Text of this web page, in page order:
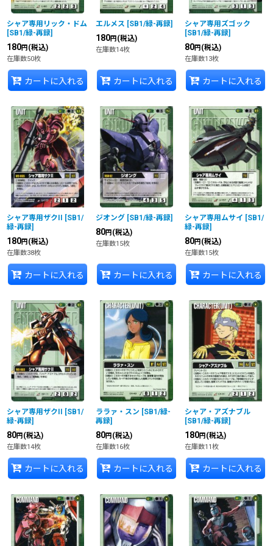
シャア専用リック・ドム
[SB1/緑-再録]
180円 (税込)
在庫数50枚
カートに入れる
エルメス [SB1/緑-再録]
180円 (税込)
在庫数14枚
カートに入れる
シャア専用ズゴック
[SB1/緑-再録]
80円 (税込)
在庫数13枚
カートに入れる
シャア専用ザクII [SB1/
緑-再録]
180円 (税込)
在庫数38枚
カートに入れる
ジオング [SB1/緑-再録]
80円 (税込)
在庫数15枚
カートに入れる
シャア専用ムサイ [SB1/
緑-再録]
80円 (税込)
在庫数15枚
カートに入れる
シャア専用ザクII [SB1/
緑-再録]
80円 (税込)
在庫数14枚
カートに入れる
ララァ・スン [SB1/緑-
再録]
80円 (税込)
在庫数16枚
カートに入れる
シャア・アズナブル
[SB1/緑-再録]
180円 (税込)
在庫数11枚
カートに入れる